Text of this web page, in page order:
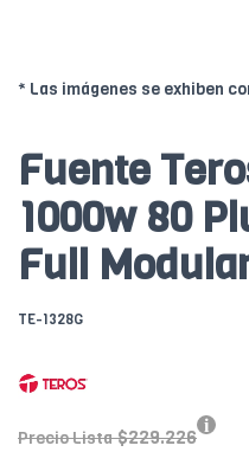
* Las imágenes se exhiben
Fuente
1000w 80
Full
TE-1328G
Precio Lista $229.226